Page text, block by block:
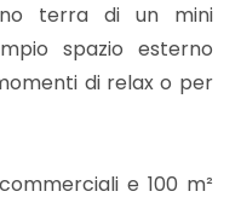
terra di un mini
spazio esterno
di relax o per
e 100 m²